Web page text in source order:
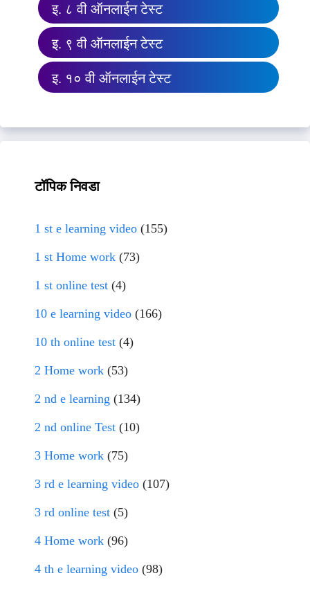
इ. ८ वी ऑनलाईन टेस्ट
इ. ९ वी ऑनलाईन टेस्ट
इ. १० वी ऑनलाईन टेस्ट
टॉपिक निवडा
1 st e learning video (155)
1 st Home work (73)
1 st online test (4)
10 e learning video (166)
10 th online test (4)
2 Home work (53)
2 nd e learning (134)
2 nd online Test (10)
3 Home work (75)
3 rd e learning video (107)
3 rd online test (5)
4 Home work (96)
4 th e learning video (98)